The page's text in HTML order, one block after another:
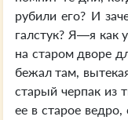
рубили его? И
галстук? Я—я как
на старом дворе
бежал там,
старый черпак из
ее в старое